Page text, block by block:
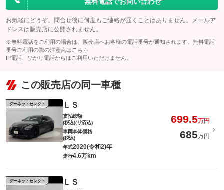
お気軽にどうぞ。問合せ後に何度もご連絡が届くことはありません。メールア
ドレスは販売店に公開されません。
※無料電話をご利用の場合は、販売店へお客様の電話番号が通知されます。無料電話
番号ご利用の際の注意点は こちら
IP電話、ひかり電話からはご利用いただけません。
この販売店の同一車種
グーネットセレクト ＬＳ
支払総額
(税込)(リ済込)
699.5万円
車両本体価格
(税込)
685万円
年式2020(令和2)年
走行4.6万km
グーネットセレクト ＬＳ